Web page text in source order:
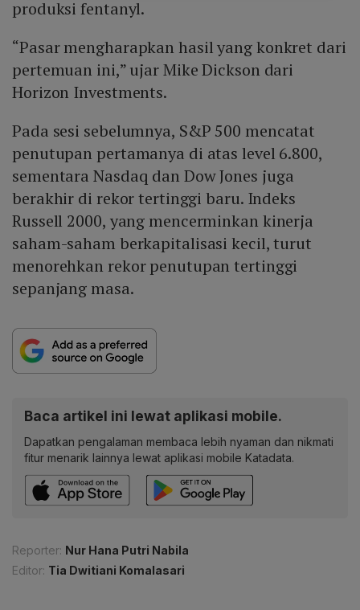
produksi fentanyl.
“Pasar mengharapkan hasil yang konkret dari
pertemuan ini,” ujar Mike Dickson dari
Horizon Investments.
Pada sesi sebelumnya, S&P 500 mencatat
penutupan pertamanya di atas level 6.800,
sementara Nasdaq dan Dow Jones juga
berakhir di rekor tertinggi baru. Indeks
Russell 2000, yang mencerminkan kinerja
saham-saham berkapitalisasi kecil, turut
menorehkan rekor penutupan tertinggi
sepanjang masa.
Baca artikel ini lewat aplikasi mobile.
Dapatkan pengalaman membaca lebih nyaman dan nikmati
fitur menarik lainnya lewat aplikasi mobile Katadata.
Reporter: Nur Hana Putri Nabila
Editor: Tia Dwitiani Komalasari